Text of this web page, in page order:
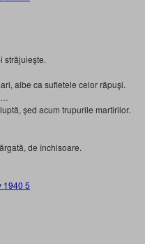
străjuieşte.
albe ca sufletele celor răpuşi.
şed acum trupurile martirilor.
de închisoare.